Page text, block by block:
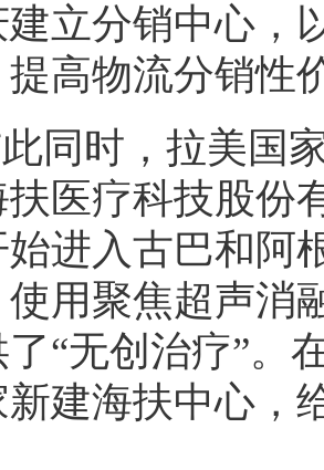
建立分销中心，
高物流分销性
同时，拉美国
扶医疗科技股份
进入古巴和阿
用聚焦超声消
“无创治疗”。
新建海扶中心，